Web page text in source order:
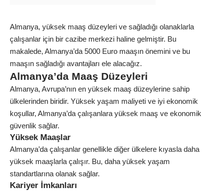
Almanya, yüksek maaş düzeyleri ve sağladığı olanaklarla
çalışanlar için bir cazibe merkezi haline gelmiştir. Bu
makalede, Almanya’da 5000 Euro maaşın önemini ve bu
maaşın sağladığı avantajları ele alacağız.
Almanya’da Maaş Düzeyleri
Almanya, Avrupa’nın en yüksek maaş düzeylerine sahip
ülkelerinden biridir. Yüksek yaşam maliyeti ve iyi ekonomik
koşullar, Almanya’da çalışanlara yüksek maaş ve ekonomik
güvenlik sağlar.
Yüksek Maaşlar
Almanya’da çalışanlar genellikle diğer ülkelere kıyasla daha
yüksek maaşlarla çalışır. Bu, daha yüksek yaşam
standartlarına olanak sağlar.
Kariyer İmkanları